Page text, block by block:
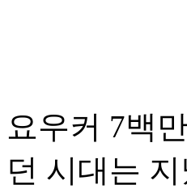
요우커 7백
던 시대는